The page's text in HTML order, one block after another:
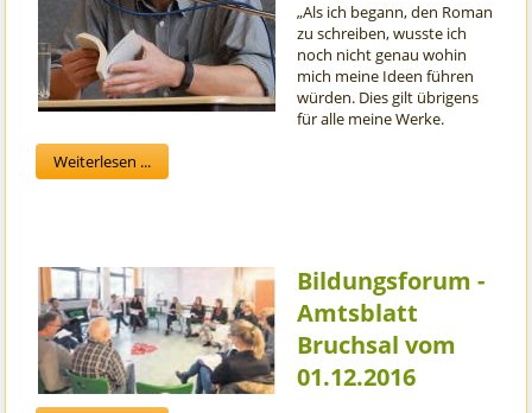
„Als ich begann, den Roman
zu schreiben, wusste ich
noch nicht genau wohin
mich meine Ideen führen
würden. Dies gilt übrigens
für alle meine Werke.
Weiterlesen ...
Bildungsforum -
Amtsblatt
Bruchsal vom
01.12.2016